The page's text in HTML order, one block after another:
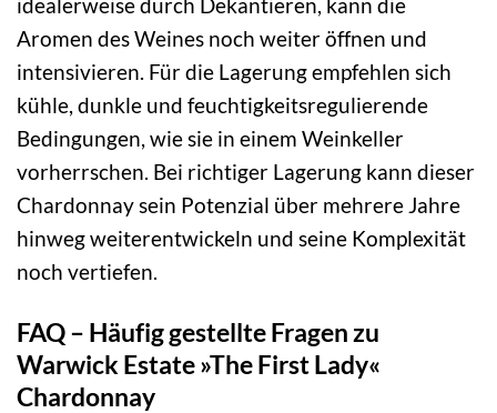
Aromen des Weines noch weiter öffnen und
intensivieren. Für die Lagerung empfehlen sich
kühle, dunkle und feuchtigkeitsregulierende
Bedingungen, wie sie in einem Weinkeller
vorherrschen. Bei richtiger Lagerung kann dieser
Chardonnay sein Potenzial über mehrere Jahre
hinweg weiterentwickeln und seine Komplexität
noch vertiefen.
FAQ – Häufig gestellte Fragen zu
Warwick Estate »The First Lady«
Chardonnay